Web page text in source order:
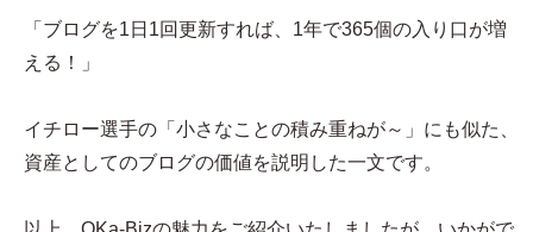
「ブログを1日1回更新すれば、1年で365個の入り口が増
える！」
イチロー選手の「小さなことの積み重ねが～」にも似た、
資産としてのブログの価値を説明した一文です。